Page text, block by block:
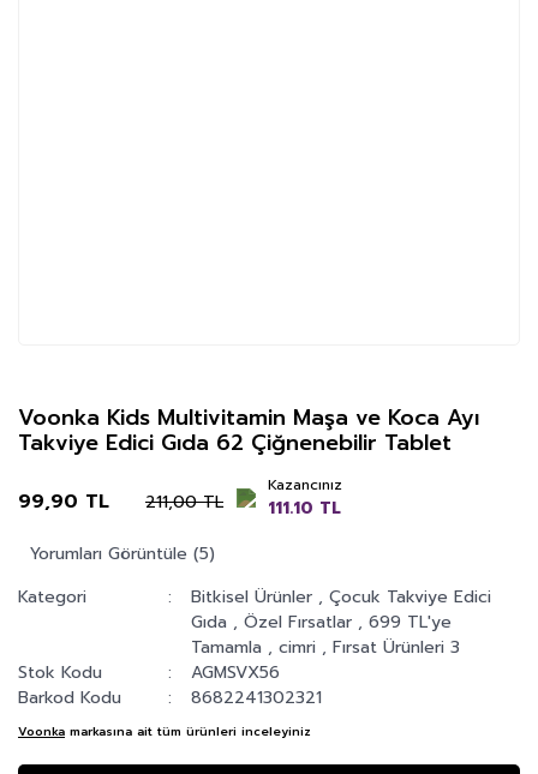
Voonka Kids Multivitamin Maşa ve Koca Ayı
Takviye Edici Gıda 62 Çiğnenebilir Tablet
99,90 TL 211,00 TL
Kazancınız
111.10 TL
Yorumları Görüntüle (5)
Kategori
Bitkisel Ürünler ,Çocuk Takviye Edici
Gıda ,Özel Fırsatlar ,699 TL'ye
Tamamla ,cimri ,Fırsat Ürünleri 3
Stok Kodu
AGMSVX56
Barkod Kodu
8682241302321
Voonka markasına ait tüm ürünleri inceleyiniz